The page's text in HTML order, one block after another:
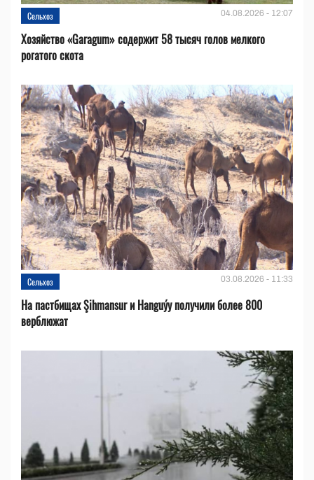
Сельхоз 04.08.2026 - 12:07
Хозяйство «Garagum» содержит 58 тысяч голов мелкого
рогатого скота
Сельхоз 03.08.2026 - 11:33
На пастбищах Şihmansur и Hanguýy получили более 800
верблюжат